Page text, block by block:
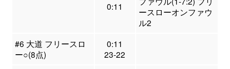
0:11
ースローオンファウ
ル2
#6 大道 フリースロ
ー○(8点)
0:11
23-22